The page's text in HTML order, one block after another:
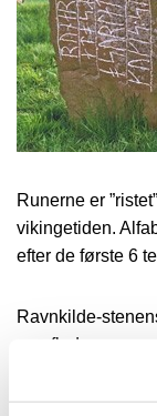
Runerne er
vikingetiden.
efter de første 6
Ravnkilde-
overfladen er
En hændelse i